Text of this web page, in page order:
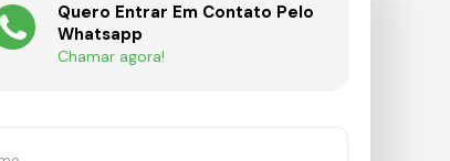
Quero Entrar Em Contato Pelo
Whatsapp
Chamar agora!